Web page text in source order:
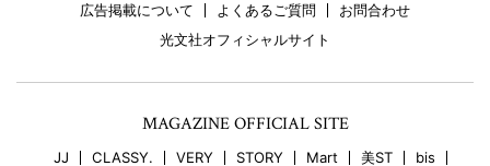
広告掲載について
よくあるご質問
お問合わせ
光文社オフィシャルサイト
MAGAZINE OFFICIAL SITE
JJ CLASSY. VERY STORY Mart 美ST bis